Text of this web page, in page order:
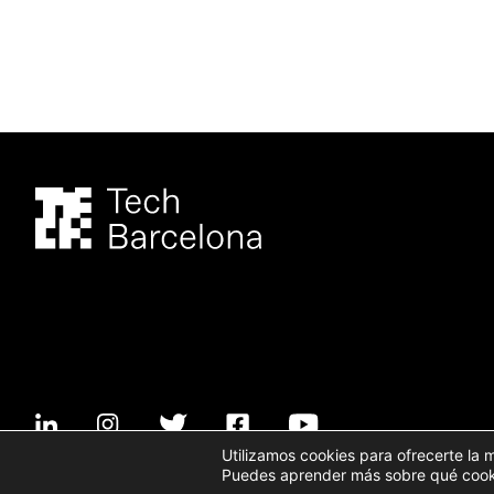
Utilizamos cookies para ofrecerte la
Puedes aprender más sobre qué